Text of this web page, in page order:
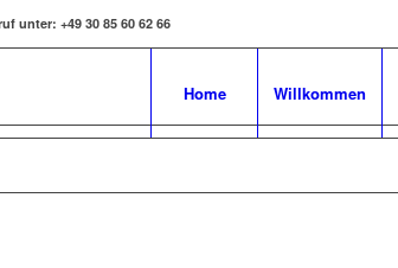
unter: +49 30 85 60 62 66
Home Willkommen